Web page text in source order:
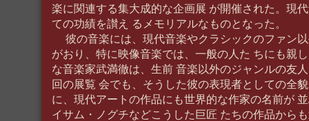
楽に関連する集大成的な企画展 が開催された。現
ての功績を讃え るメモリアルなものとなった。
彼の音楽には、現代音楽やクラシックのファン
がおり、特に映像音楽では、一般の人た ちにも親
な音楽家武満徹は、生前 音楽以外のジャンルの友
回の展覧 会でも、そうした彼の表現者としての全
に、現代アートの作品にも世界的な作家の名前が
イサム・ノグチなどこうした巨匠 たちの作品から